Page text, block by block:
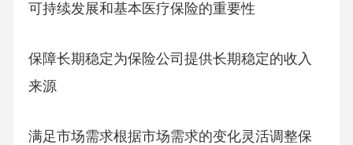
可持续发展和基本医疗保险的重要性
保障长期稳定为保险公司提供长期稳定的收入
来源
满足市场需求根据市场需求的变化灵活调整保